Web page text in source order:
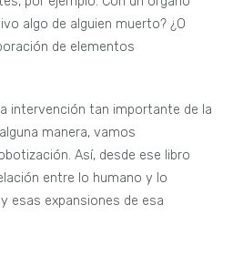
algo de alguien muerto? ¿O
de elementos
intervención tan importante de la
manera, vamos
Así, desde ese libro
entre lo humano y lo
esas expansiones de esa